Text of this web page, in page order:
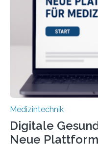
physiologische Daten
übermittelt werden
kann dadurch auch die
einbeziehen, auf die
Einfluss nehmen. Das
Medizintechnik
Digitale
Neue